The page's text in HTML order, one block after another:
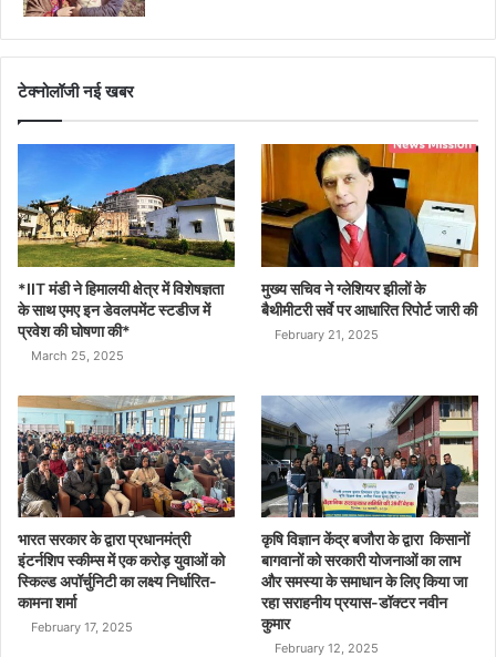
टेक्नोलॉजी नई खबर
*IIT मंडी ने हिमालयी क्षेत्र में विशेषज्ञता
के साथ एमए इन डेवलपमेंट स्टडीज में
प्रवेश की घोषणा की*
March 25, 2025
मुख्य सचिव ने ग्लेशियर झीलों के
बैथीमीटरी सर्वे पर आधारित रिपोर्ट जारी की
February 21, 2025
भारत सरकार के द्वारा प्रधानमंत्री
इंटर्नशिप स्कीम्स में एक करोड़ युवाओं को
स्किल्ड अपॉर्चुनिटी का लक्ष्य निर्धारित-
कामना शर्मा
February 17, 2025
कृषि विज्ञान केंद्र बजौरा के द्वारा किसानों
बागवानों को सरकारी योजनाओं का लाभ
और समस्या के समाधान के लिए किया जा
रहा सराहनीय प्रयास-डॉक्टर नवीन
कुमार
February 12, 2025